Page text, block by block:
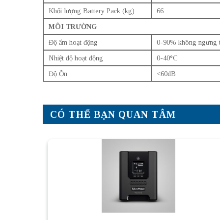
Khối lượng Battery Pack (kg)
66
MÔI TRƯỜNG
Độ ẩm hoạt động
0-90% không ngưng
Nhiệt độ hoạt động
0-40°C
Độ Ồn
<60dB
CÓ THỂ BẠN QUAN TÂM